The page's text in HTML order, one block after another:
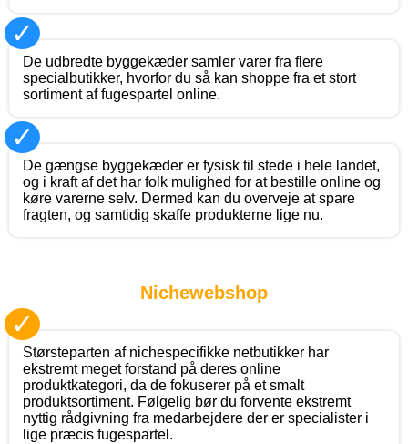
✓
De udbredte byggekæder samler varer fra flere
specialbutikker, hvorfor du så kan shoppe fra et stort
sortiment af fugespartel online.
✓
De gængse byggekæder er fysisk til stede i hele landet,
og i kraft af det har folk mulighed for at bestille online og
køre varerne selv. Dermed kan du overveje at spare
fragten, og samtidig skaffe produkterne lige nu.
Nichewebshop
✓
Størsteparten af nichespecifikke netbutikker har
ekstremt meget forstand på deres online
produktkategori, da de fokuserer på et smalt
produktsortiment. Følgelig bør du forvente ekstremt
nyttig rådgivning fra medarbejdere der er specialister i
lige præcis fugespartel.